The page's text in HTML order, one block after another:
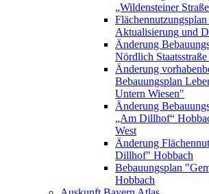
„Wildensteiner
Aktualisierung und
Änderung
Nördlich
Änderung
Bebauungsplan
Untern Wiesen"
Änderung
„Am Dillhof“
West
Änderung
Dillhof" Hobbach
Bebauungsplan
Hobbach